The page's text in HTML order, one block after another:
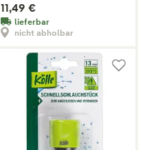
11,49 €
lieferbar
nicht abholbar